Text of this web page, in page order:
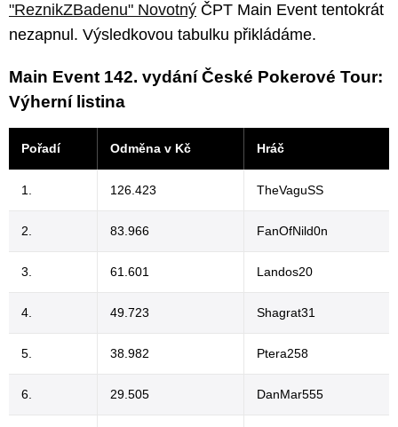
"ReznikZBadenu" Novotný ČPT Main Event tentokrát
nezapnul. Výsledkovou tabulku přikládáme.
Main Event 142. vydání České Pokerové Tour:
Výherní listina
Pořadí Odměna v Kč Hráč
1. 126.423 TheVaguSS
2. 83.966 FanOfNild0n
3. 61.601 Landos20
4. 49.723 Shagrat31
5. 38.982 Ptera258
6. 29.505 DanMar555